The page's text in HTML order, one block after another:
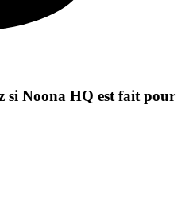
si Noona HQ est fait pour